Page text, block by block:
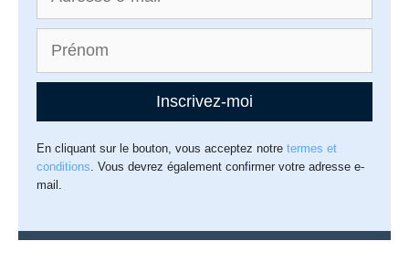
Inscrivez-moi
En cliquant sur le bouton, vous acceptez notretermes et
conditions. Vous devrez également confirmer votre adresse e-
mail.